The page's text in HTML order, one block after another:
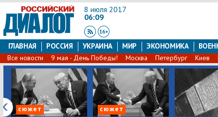
8 июля 2017
06:09
ГЛАВНАЯ РОССИЯ УКРАИНА МИР ЭКОНОМИКА
Все новости 9 мая - День Победы! Москва Петербург Киев
сюжет
сюжет